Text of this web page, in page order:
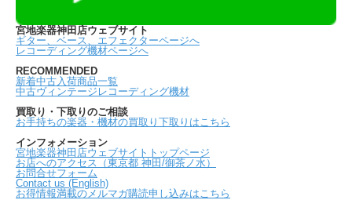
宮地楽器神田店ウェブサイト
ギター、ベース、エフェクターページへ
レコーディング機材ページへ
RECOMMENDED
新着中古入荷商品一覧
中古ヴィンテージレコーディング機材
買取り・下取りのご相談
お手持ちの楽器・機材の買取り下取りはこちら
インフォメーション
宮地楽器神田店ウェブサイトトップページ
お店へのアクセス（東京都 神田/御茶ノ水）
お問合せフォーム
Contact us (English)
お得情報満載のメルマガ購読申し込みはこちら